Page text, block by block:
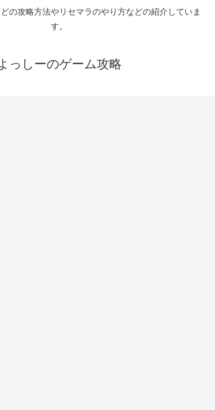
の攻略方法やリセマラのやり方などの紹介していま
す。
っしーのゲーム攻略